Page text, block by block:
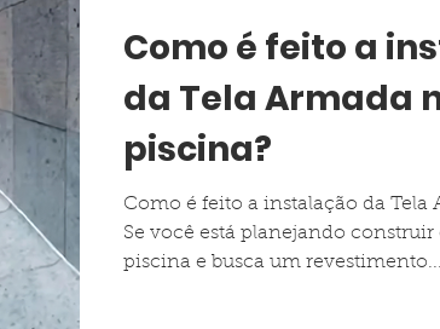
Piscina Pré-Moldada Térmica StkComo é feito a
da Tela Armada
piscina?
Como é feito a instalação da Tela
Se você está planejando
piscina e busca um revestimento...